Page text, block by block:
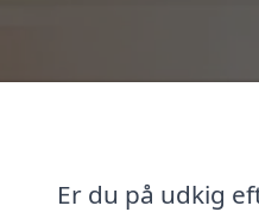
Er du på udkig